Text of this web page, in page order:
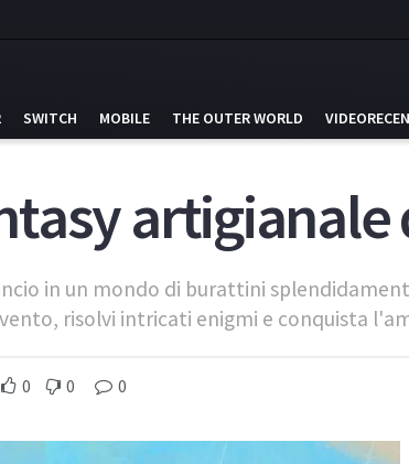
SWITCH MOBILE THE OUTER WORLD
artigianale
in un mondo di burattini
risolvi intricati enigmi e conquista
0 0 0